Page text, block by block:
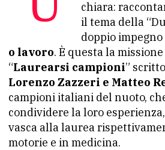
chiara:
il tema della
doppio
o lavoro. È questa la
“Laurearsi campioni”
Lorenzo Zazzeri e Matteo
campioni italiani del nuoto,
condividere la loro
vasca alla laurea
motorie e in medicina.